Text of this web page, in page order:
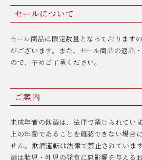
セールについて
セール商品は限定数量となっております
がございます。また、セール商品の返品
ので、予めご了承ください。
ご案内
未成年者の飲酒は、法律で禁じられてい
上の年齢であることを確認できない場合
せん。飲酒運転は法律で禁止されていま
酒は胎児・乳児の発育に悪影響を与える